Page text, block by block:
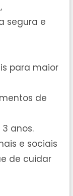
segura e
para maior
de
anos.
e sociais
de cuidar